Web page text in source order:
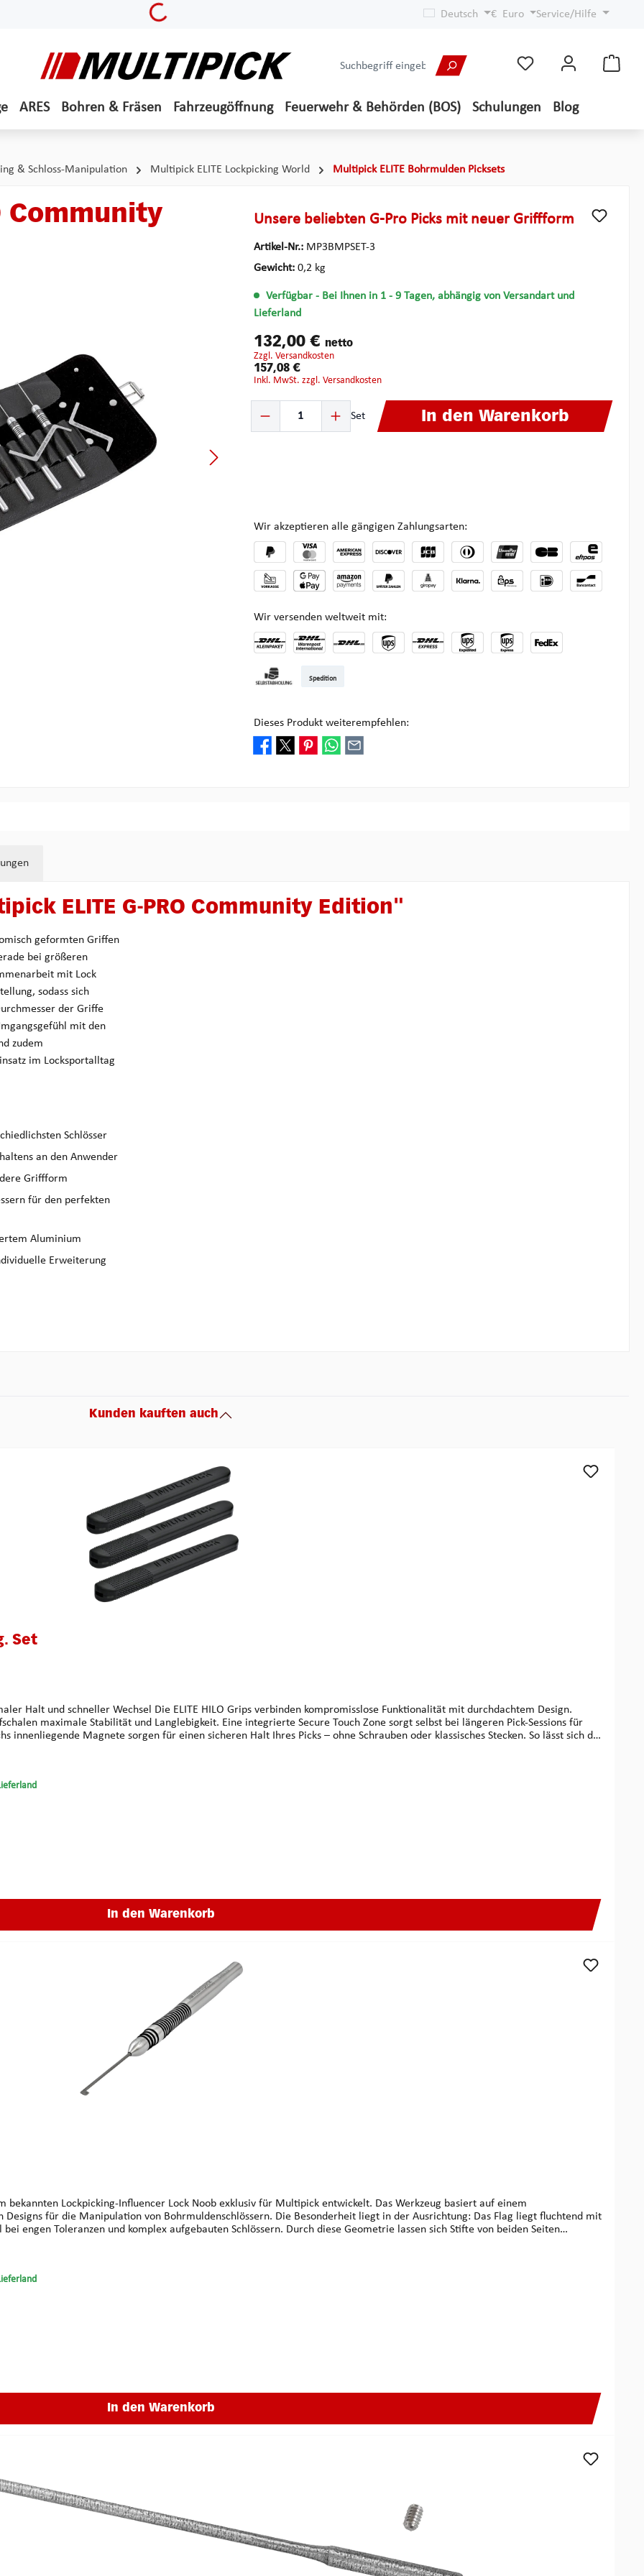
Loading... Deutsch € Euro Service/Hilfe
ARES Bohren & Fräsen Fahrzeugöffnung Feuerwehr & Behörden (BOS) Schulungen Blog
& Schloss-Manipulation Multipick ELITE Lockpicking World Multipick ELITE Bohrmulden Picksets
Community
Unsere beliebten G-Pro Picks mit neuer Griffform
Artikel-Nr.: MP3BMPSET-3
Gewicht: 0,2 kg
Verfügbar - Bei Ihnen in 1 - 9 Tagen, abhängig von Versandart und
Lieferland
132,00 € netto
zzgl. Versandkosten
157,08 €
inkl. MwSt. zzgl. Versandkosten
Produkt Anzahl: Gib den gewünschten Wert ein oder benutze die Schaltflächen um die Anzahl zu
Set In den Warenkorb
Wir akzeptieren alle gängigen Zahlungsarten:
Wir versenden weltweit mit:
Spedition
Dieses Produkt weiterempfehlen:
ELITE G-PRO Community Edition"
geformten Griffen
bei größeren
mit Lock
sodass sich
der Griffe
mit den
zudem
im Locksportalltag
Schlösser
an den Anwender
Griffform
für den perfekten
Aluminium
Erweiterung
Kunden kauften auch
Set
kompromisslose Funktionalität mit durchdachtem Design.
maximale Stabilität und Langlebigkeit. Eine integrierte Secure Touch Zone sorgt selbst bei längeren Pick-Sessions für
In den Warenkorb
bekannten Lockpicking-Influencer Lock Noob exklusiv für Multipick entwickelt. Das Werkzeug basiert auf einem
Die Besonderheit liegt in der Ausrichtung: Das Flag liegt fluchtend mit
engen Toleranzen und komplex aufgebauten Schlössern. Durch diese Geometrie lassen sich Stifte von beiden Seiten
In den Warenkorb